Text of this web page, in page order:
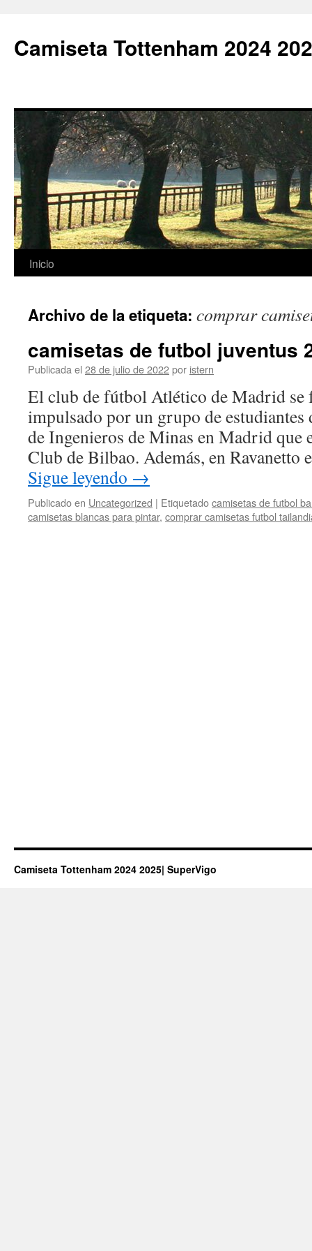
Camiseta Tottenham 2024
Saltar
contenido
Inicio
Archivo de la etiqueta: comprar
camisetas de futbol juventus
Publicada el 28 de julio de 2022por istern
El club de fútbol Atlético de Madrid se
impulsado por un grupo de
de Ingenieros de Minas en Madrid que
Club de Bilbao. Además, en
Sigue leyendo →
Publicado en Uncategorized | Etiquetadocamisetas de futbol
camisetas blancas para pintar, comprar camisetas futbol
Camiseta Tottenham 2024 2025| SuperVigo